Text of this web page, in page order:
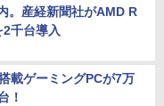
。産経新聞社がAMD R
千台導入
載ゲーミングPCが7万
！